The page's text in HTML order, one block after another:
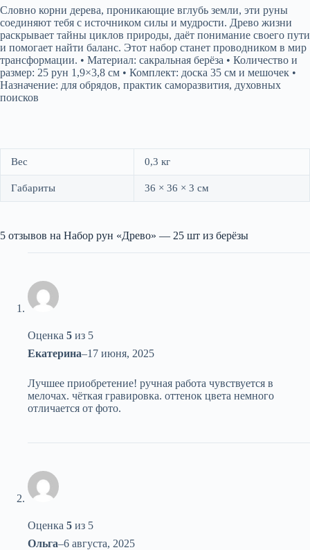
Словно корни дерева, проникающие вглубь земли, эти руны
соединяют тебя с источником силы и мудрости. Древо жизни
раскрывает тайны циклов природы, даёт понимание своего пути
и помогает найти баланс. Этот набор станет проводником в мир
трансформации. • Материал: сакральная берёза • Количество и
размер: 25 рун 1,9×3,8 см • Комплект: доска 35 см и мешочек •
Назначение: для обрядов, практик саморазвития, духовных
поисков
Вес 0,3 кг
Габариты 36 × 36 × 3 см
5 отзывов на Набор рун «Древо» — 25 шт из берёзы
Оценка 5 из 5
Екатерина–17 июня, 2025
Лучшее приобретение! ручная работа чувствуется в
мелочах. чёткая гравировка. оттенок цвета немного
отличается от фото.
Оценка 5 из 5
Ольга–6 августа, 2025